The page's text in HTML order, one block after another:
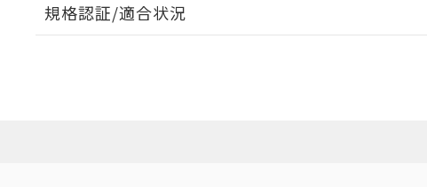
EU RoHS 注意事項・凡例
規格認証/適合状況